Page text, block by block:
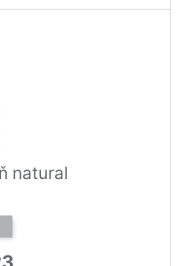
natural